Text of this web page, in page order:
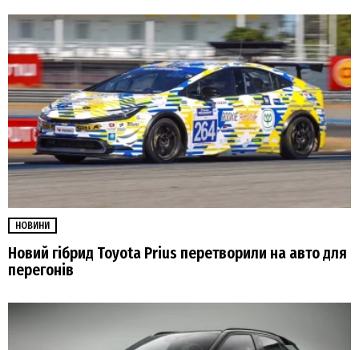
НОВИНИ
Новий гібрид Toyota Prius перетворили на авто для
перегонів